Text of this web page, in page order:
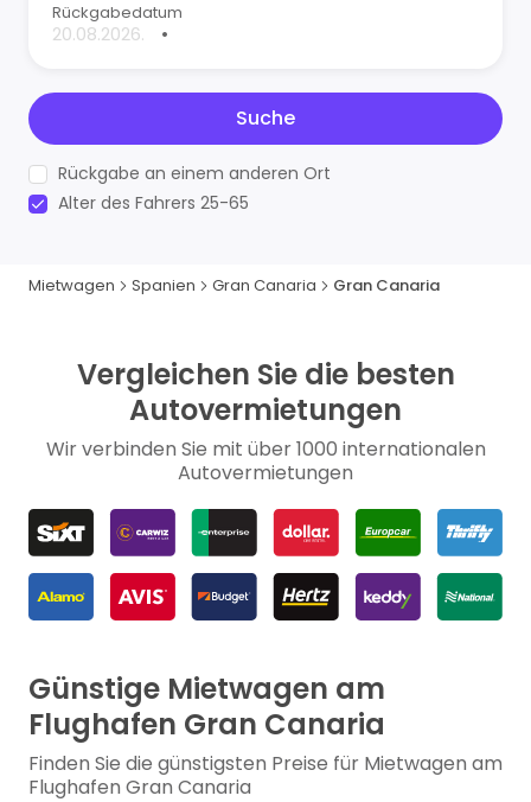
Rückgabedatum
•
Suche
Rückgabe an einem anderen Ort
Alter des Fahrers 25-65
Mietwagen Spanien Gran Canaria Gran Canaria
Vergleichen Sie die besten
Autovermietungen
Wir verbinden Sie mit über 1000 internationalen
Autovermietungen
Günstige Mietwagen am
Flughafen Gran Canaria
Finden Sie die günstigsten Preise für Mietwagen am
Flughafen Gran Canaria